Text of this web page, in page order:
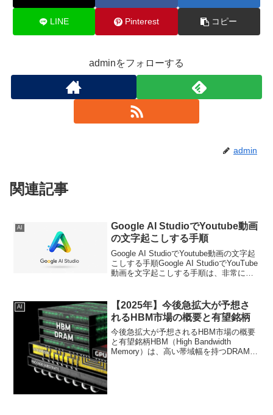
LINE Pinterest コピー
adminをフォローする
admin
関連記事
AI
Google AI StudioでYoutube動画
の文字起こしする手順
Google AI StudioでYoutube動画の文字起
こしする手順Google AI StudioでYouTube
動画を文字起こしする手順は、非常に簡
し...
AI
【2025年】今後急拡大が予想さ
れるHBM市場の概要と有望銘柄
今後急拡大が予想されるHBM市場の概要
と有望銘柄HBM（High Bandwidth
Memory）は、高い帯域幅を持つDRAMの